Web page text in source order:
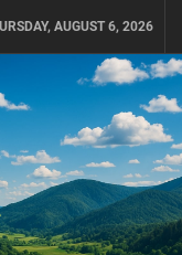
AUGUST 6, 2026